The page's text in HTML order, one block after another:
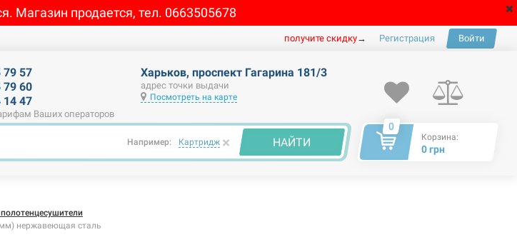
Магазин продается, тел. 0663505678
получите скидку→ Регистрация Войти
79 57
79 60
14 47
Ваших операторов
Харьков, проспект Гагарина 181/3
адрес точки выдачи
Посмотреть на карте
Например: Картридж × НАЙТИ
0
Корзина:
0 грн
мм) нержавеющая сталь